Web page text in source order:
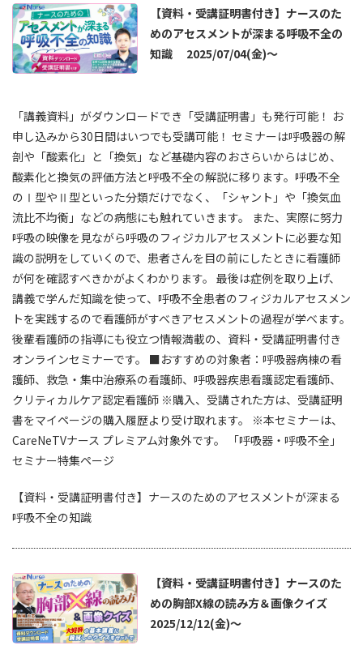
【資料・受講証明書付き】ナースのた
めのアセスメントが深まる呼吸不全の
知識 2025/07/04(金)～
「講義資料」がダウンロードでき「受講証明書」も発行可能！ お
申し込みから30日間はいつでも受講可能！ セミナーは呼吸器の解
剖や「酸素化」と「換気」など基礎内容のおさらいからはじめ、
酸素化と換気の評価方法と呼吸不全の解説に移ります。呼吸不全
のⅠ型やⅡ型といった分類だけでなく、「シャント」や「換気血
流比不均衡」などの病態にも触れていきます。 また、実際に努力
呼吸の映像を見ながら呼吸のフィジカルアセスメントに必要な知
識の説明をしていくので、患者さんを目の前にしたときに看護師
が何を確認すべきかがよくわかります。 最後は症例を取り上げ、
講義で学んだ知識を使って、呼吸不全患者のフィジカルアセスメン
トを実践するので看護師がすべきアセスメントの過程が学べます。
後輩看護師の指導にも役立つ情報満載の、資料・受講証明書付き
オンラインセミナーです。 ■おすすめの対象者：呼吸器病棟の看
護師、救急・集中治療系の看護師、呼吸器疾患看護認定看護師、
クリティカルケア認定看護師 ※購入、受講された方は、受講証明
書をマイページの購入履歴より受け取れます。 ※本セミナーは、
CareNeTVナース プレミアム対象外です。 「呼吸器・呼吸不全」
セミナー特集ページ
【資料・受講証明書付き】ナースのためのアセスメントが深まる
呼吸不全の知識
【資料・受講証明書付き】ナースのた
めの胸部X線の読み方＆画像クイズ
2025/12/12(金)～